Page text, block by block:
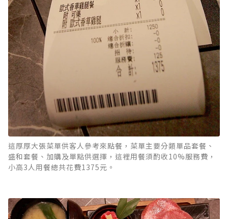
這厚厚大張菜單供客人參考來點餐，菜單主要分類單品套餐、
盛和套餐、加購及單點供選擇，這裡用餐須酌收10%服務費，
小高3人用餐總共花費1375元。